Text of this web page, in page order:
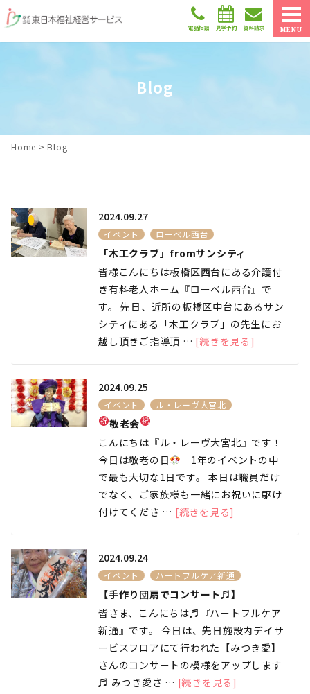
MENU
電話相談 見学予約 資料請求
Blog
Home > Blog
2024.09.27
イベント ローベル西台
「木工クラブ」fromサンシティ
皆様こんにちは板橋区西台にある介護付
き有料老人ホーム『ローベル西台』で
す。 先日、近所の板橋区中台にあるサン
シティにある「木工クラブ」の先生にお
越し頂きご指導頂 … [続きを見る]
2024.09.25
イベント ル・レーヴ大宮北
敬老会
こんにちは『ル・レーヴ大宮北』です！
今日は敬老の日
1年のイベントの中
で最も大切な1日です。 本日は職員だけ
でなく、ご家族様も一緒にお祝いに駆け
付けてくださ … [続きを見る]
2024.09.24
イベント ハートフルケア新通
【手作り団扇でコンサート♬】
皆さま、こんにちは♬『ハートフルケア
新通』です。 今日は、先日施設内デイサ
ービスフロアにて行われた【みつき愛】
さんのコンサートの模様をアップします
♬ みつき愛さ … [続きを見る]